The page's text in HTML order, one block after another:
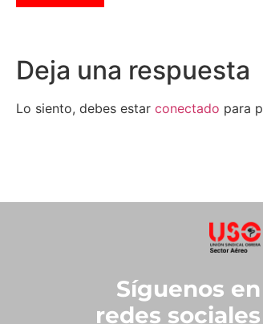
Deja una respuesta
Lo siento, debes estar conectado para
Síguenos en
redes sociales